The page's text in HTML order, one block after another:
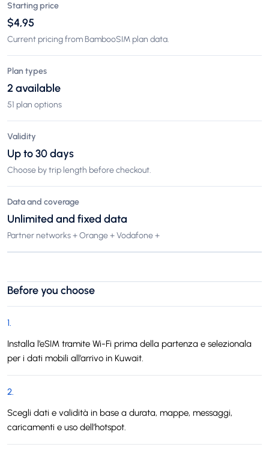
Starting price
$4,95
Current pricing from BambooSIM plan data.
Plan types
2 available
51 plan options
Validity
Up to 30 days
Choose by trip length before checkout.
Data and coverage
Unlimited and fixed data
Partner networks + Orange + Vodafone +
Before you choose
1.
Installa l’eSIM tramite Wi-Fi prima della partenza e selezionala
per i dati mobili all’arrivo in Kuwait.
2.
Scegli dati e validità in base a durata, mappe, messaggi,
caricamenti e uso dell’hotspot.